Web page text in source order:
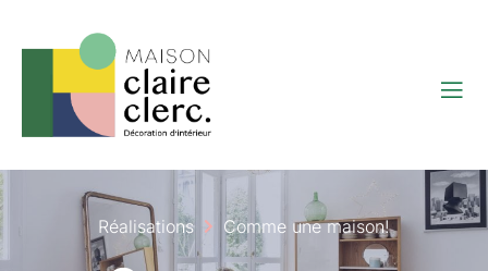
Réalisations Comme une maison!